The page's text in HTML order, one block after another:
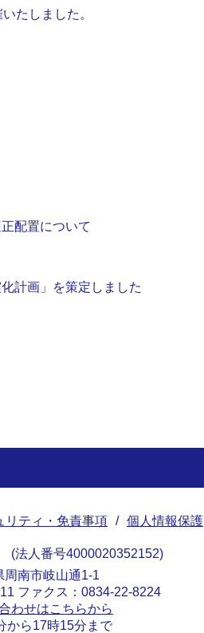
たしました。
配置について
計画」を策定しました
リティ・免責事項 個人情報保護
法人番号4000020352152
周南市岐山通1-1
ファクス：0834-22-8224
わせはこちらから
から17時15分まで